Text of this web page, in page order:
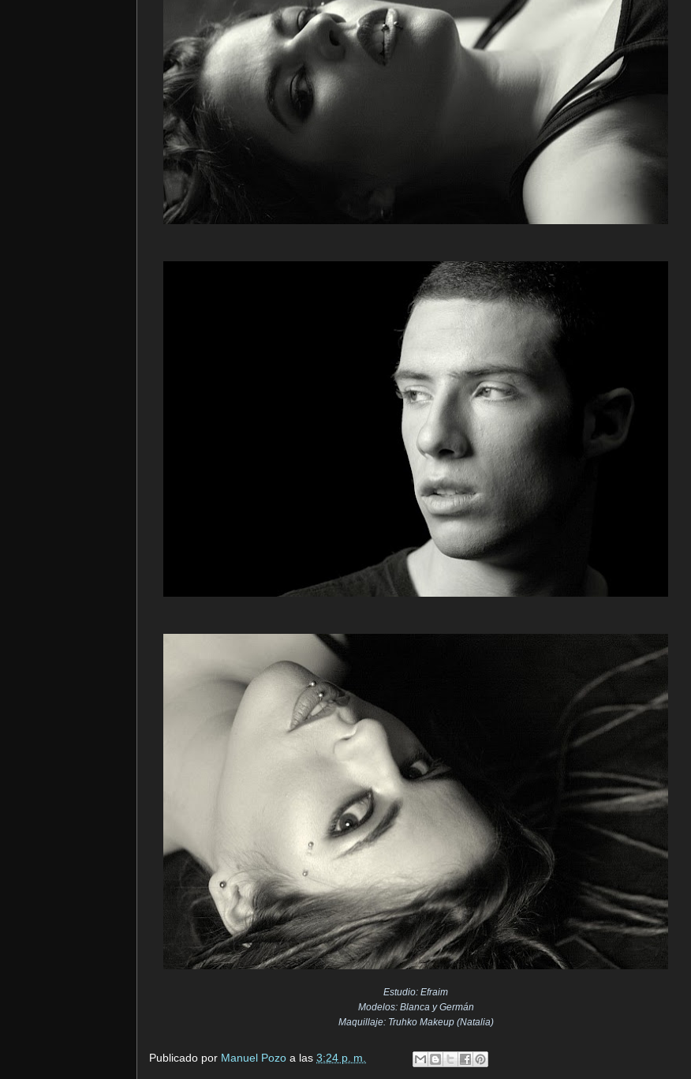
Estudio: Efraim
Modelos: Blanca y Germán
Maquillaje: Truhko Makeup (Natalia)
Publicado por Manuel Pozo a las 3:24 p. m.